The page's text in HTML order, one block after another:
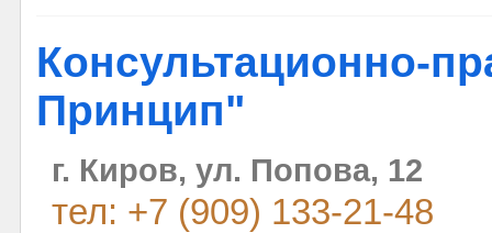
Консультационно-
Принцип"
г. Киров, ул. Попова, 12
тел: +7 (909) 133-21-48